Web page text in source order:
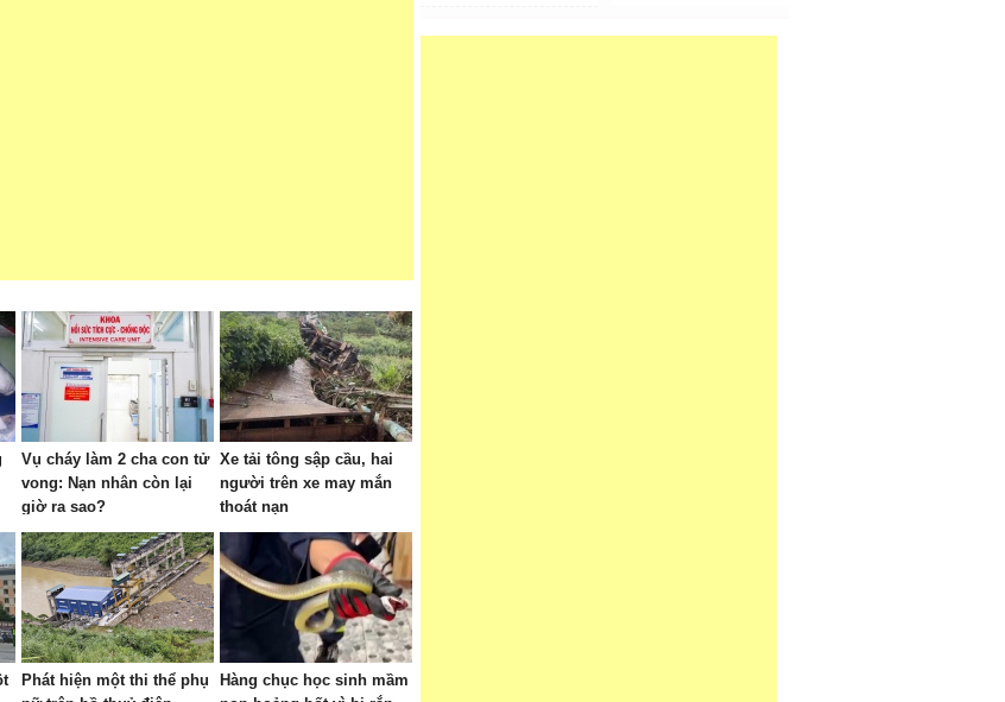
Vụ cháy làm 2 cha con tử
vong: Nạn nhân còn lại
giờ ra sao?
Xe tải tông sập cầu, hai
người trên xe may mắn
thoát nạn
Phát hiện một thi thể phụ
Hàng chục học sinh mầm